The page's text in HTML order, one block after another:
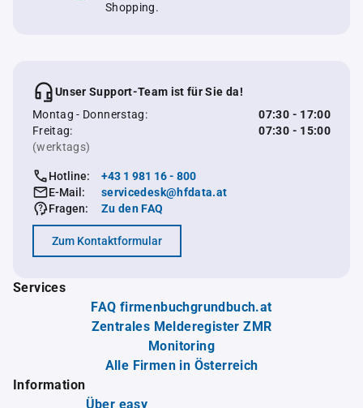
Shopping.
Unser Support-Team ist für Sie da!
Montag - Donnerstag:
07:30 - 17:00
Freitag:
07:30 - 15:00
(werktags)
Hotline:
+43 1 981 16 - 800
E-Mail:
servicedesk@hfdata.at
Fragen:
Zu den FAQ
Zum Kontaktformular
Services
FAQ firmenbuchgrundbuch.at
Zentrales Melderegister ZMR
Monitoring
Alle Firmen in Österreich
Information
Über easy